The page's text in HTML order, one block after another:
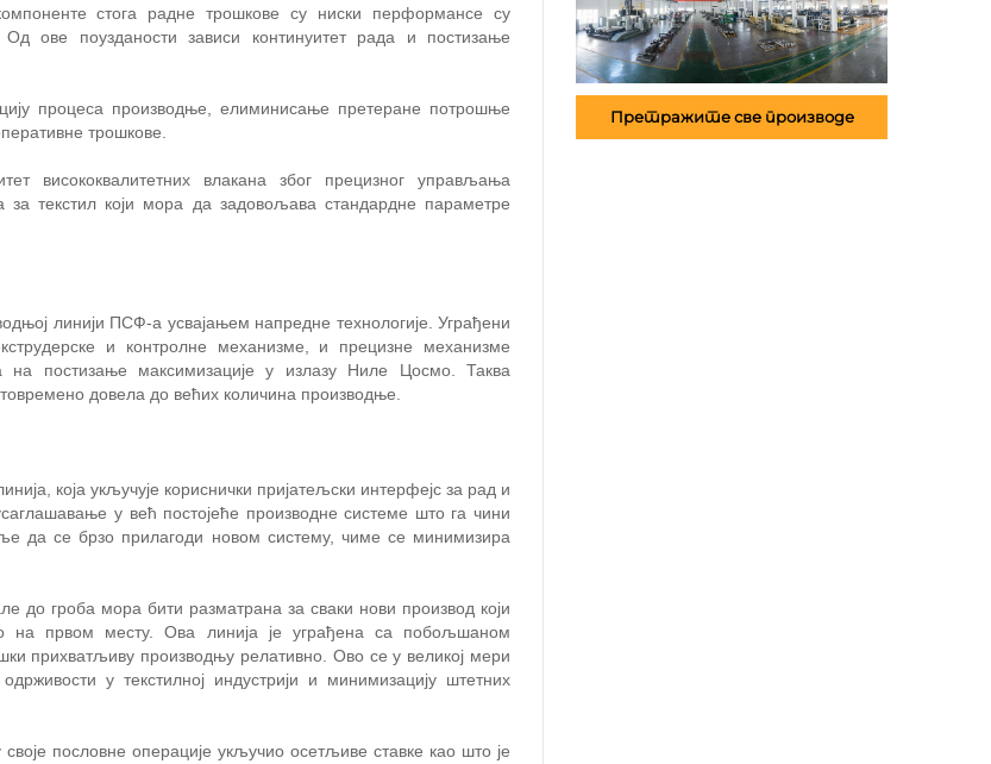
стога радне трошкове су ниски перформансе су
ове поузданости зависи континуитет рада и постизање
процеса производње, елиминисање претеране потрошње
трошкове.
висококвалитетних влакана због прецизног управљања
текстил који мора да задовољава стандардне параметре
линији ПСФ-а усвајањем напредне технологије. Уграђени
и контролне механизме, и прецизне механизме
постизање максимизације у излазу Ниле Цосмо. Таква
довела до већих количина производње.
која укључује кориснички пријатељски интерфејс за рад и
у већ постојеће производне системе што га чини
да се брзо прилагоди новом систему, чиме се минимизира
до гроба мора бити разматрана за сваки нови производ који
на првом месту. Ова линија је уграђена са побољшаном
прихватљиву производњу релативно. Ово се у великој мери
у текстилној индустрији и минимизацију штетних
пословне операције укључио осетљиве ставке као што је
Претражите све производе